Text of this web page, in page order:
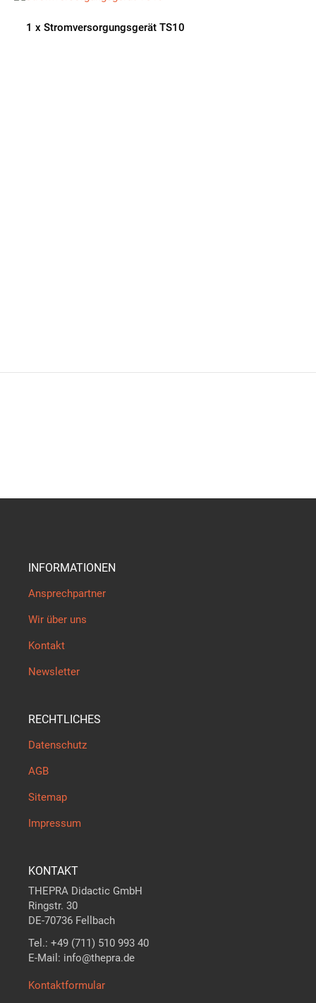
1 x Stromversorgungsgerät TS10
INFORMATIONEN
Ansprechpartner
Wir über uns
Kontakt
Newsletter
RECHTLICHES
Datenschutz
AGB
Sitemap
Impressum
KONTAKT
THEPRA Didactic GmbH
Ringstr. 30
DE-70736 Fellbach
Tel.: +49 (711) 510 993 40
E-Mail: info@thepra.de
Kontaktformular